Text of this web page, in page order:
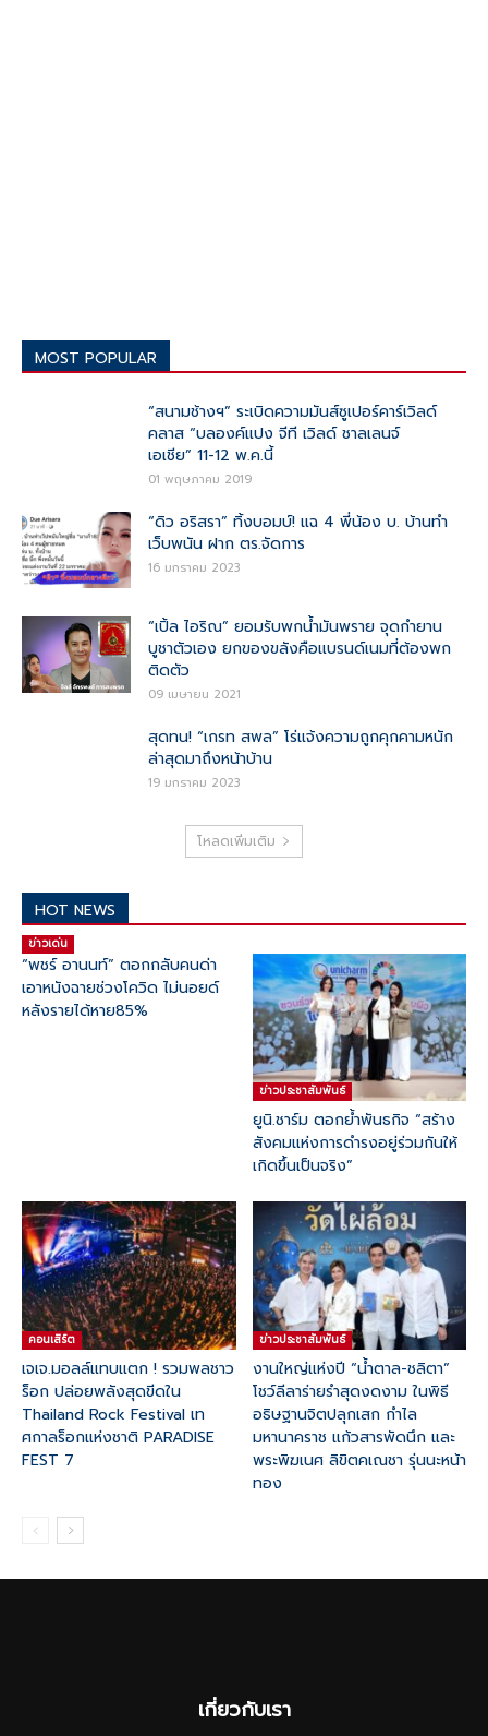
MOST POPULAR
“สนามช้างฯ” ระเบิดความมันส์ซูเปอร์คาร์เวิลด์
คลาส “บลองค์แปง จีที เวิลด์ ชาลเลนจ์
เอเชีย” 11-12 พ.ค.นี้
01 พฤษภาคม 2019
“ดิว อริสรา” ทิ้งบอมบ์! แฉ 4 พี่น้อง บ. บ้านทำ
เว็บพนัน ฝาก ตร.จัดการ
16 มกราคม 2023
“เปิ้ล ไอริณ” ยอมรับพกน้ำมันพราย จุดกำยาน
บูชาตัวเอง ยกของขลังคือแบรนด์เนมที่ต้องพก
ติดตัว
09 เมษายน 2021
สุดทน! “เกรท สพล” โร่แจ้งความถูกคุกคามหนัก
ล่าสุดมาถึงหน้าบ้าน
19 มกราคม 2023
โหลดเพิ่มเติม
HOT NEWS
ข่าวเด่น
“พชร์ อานนท์” ตอกกลับคนด่า
เอาหนังฉายช่วงโควิด ไม่นอยด์
หลังรายได้หาย85%
ข่าวประชาสัมพันธ์
ยูนิ.ชาร์ม ตอกย้ำพันธกิจ “สร้าง
สังคมแห่งการดำรงอยู่ร่วมกันให้
เกิดขึ้นเป็นจริง”
คอนเสิร์ต
เจเจ.มอลล์แทบแตก ! รวมพลชาว
ร็อก ปล่อยพลังสุดขีดใน
Thailand Rock Festival เท
ศกาลร็อกแห่งชาติ PARADISE
FEST 7
ข่าวประชาสัมพันธ์
งานใหญ่แห่งปี “น้ำตาล-ชลิตา”
โชว์ลีลาร่ายรำสุดงดงาม ในพิธี
อธิษฐานจิตปลุกเสก กำไล
มหานาคราช แก้วสารพัดนึก และ
พระพิฆเนศ ลิขิตคเณชา รุ่นนะหน้า
ทอง
เกี่ยวกับเรา